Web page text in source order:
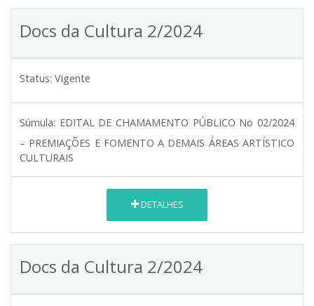
Docs da Cultura 2/2024
Status: Vigente
Súmula: EDITAL DE CHAMAMENTO PÚBLICO No 02/2024
– PREMIAÇÕES E FOMENTO A DEMAIS ÁREAS ARTÍSTICO
CULTURAIS
DETALHES
Docs da Cultura 2/2024